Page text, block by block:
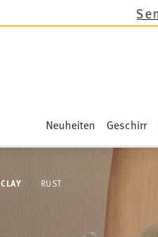
Neuheiten Geschirr
CLAY RUST